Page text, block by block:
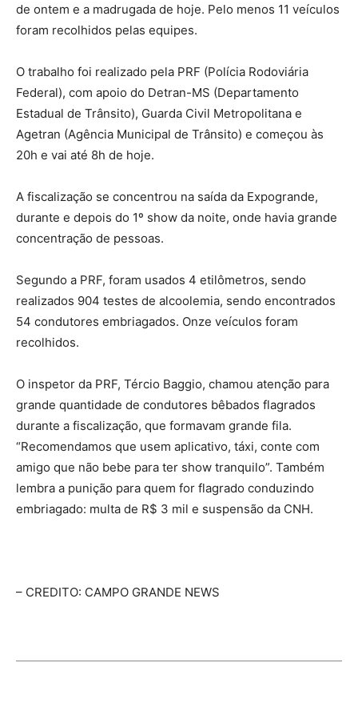
de ontem e a madrugada de hoje. Pelo menos 11 veículos
foram recolhidos pelas equipes.
O trabalho foi realizado pela PRF (Polícia Rodoviária
Federal), com apoio do Detran-MS (Departamento
Estadual de Trânsito), Guarda Civil Metropolitana e
Agetran (Agência Municipal de Trânsito) e começou às
20h e vai até 8h de hoje.
A fiscalização se concentrou na saída da Expogrande,
durante e depois do 1º show da noite, onde havia grande
concentração de pessoas.
Segundo a PRF, foram usados 4 etilômetros, sendo
realizados 904 testes de alcoolemia, sendo encontrados
54 condutores embriagados. Onze veículos foram
recolhidos.
O inspetor da PRF, Tércio Baggio, chamou atenção para
grande quantidade de condutores bêbados flagrados
durante a fiscalização, que formavam grande fila.
“Recomendamos que usem aplicativo, táxi, conte com
amigo que não bebe para ter show tranquilo”. Também
lembra a punição para quem for flagrado conduzindo
embriagado: multa de R$ 3 mil e suspensão da CNH.
– CREDITO: CAMPO GRANDE NEWS